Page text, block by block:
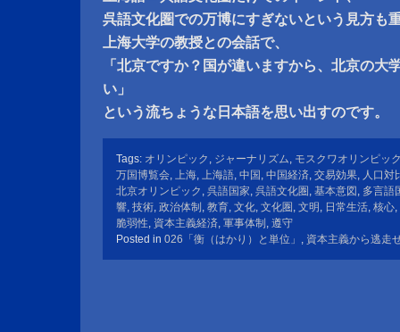
呉語文化圏での万博にすぎないという見方も
上海大学の教授との会話で、
「北京ですか？国が違いますから、北京の大
い」
という流ちょうな日本語を思い出すのです。
Tags: オリンピック , ジャーナリズム, モスクワオリンピッ
万国博覧会, 上海, 上海語, 中国 , 中国経済, 交易効果, 人口対
北京オリンピック , 呉語国家, 呉語文化圏 , 基本意図 , 多言語
響, 技術, 政治体制 , 教育, 文化, 文化圏 , 文明 , 日常生活, 核心,
脆弱性, 資本主義経済, 軍事体制 , 遵守
Posted in 026「衡（はかり）と単位」 , 資本主義から逃走